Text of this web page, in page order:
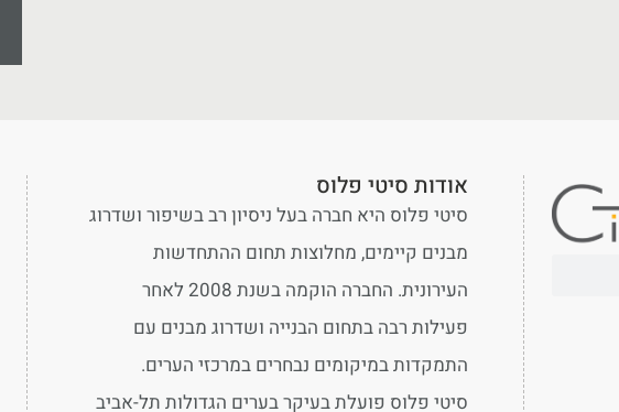
אודות סיטי פלוס
סיטי פלוס היא חברה בעל ניסיון רב בשיפור ושדרוג
מבנים קיימים, מחלוצות תחום ההתחדשות
העירונית. החברה הוקמה בשנת 2008 לאחר
פעילות רבה בתחום הבנייה ושדרוג מבנים עם
התמקדות במיקומים נבחרים במרכזי הערים.
סיטי פלוס פועלת בעיקר בערים הגדולות תל-אביב